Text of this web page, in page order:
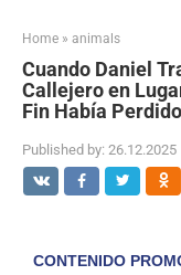
Home » animals
Cuando Daniel
Callejero en
Fin Había
Published by: 26.12.2025